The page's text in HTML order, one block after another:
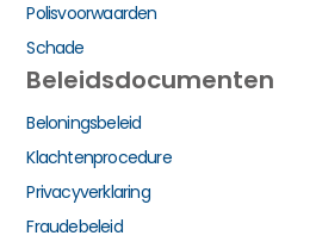
Polisvoorwaarden
Schade
Beleidsdocumenten
Beloningsbeleid
Klachtenprocedure
Privacyverklaring
Fraudebeleid